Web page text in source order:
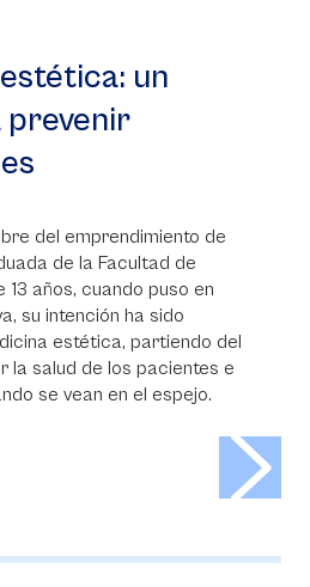
un
prevenir
del emprendimiento de
de la Facultad de
años, cuando puso en
su intención ha sido
estética, partiendo del
la salud de los pacientes e
se vean en el espejo.